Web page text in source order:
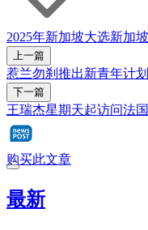
2025年新加坡大选新加
上一篇
惹兰勿刹推出新青年计
下一篇
王瑞杰星期天起访问法国
购买此文章
最新